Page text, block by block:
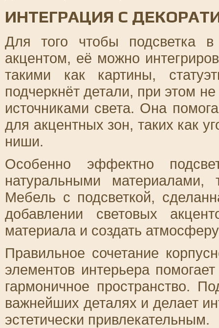
ИНТЕГРАЦИЯ С
Для того чтобы подсветка
акцентом, её можно
такими как картины,
подчеркнёт детали, при этом
источниками света. Она
для акцентных зон, таких как
ниши.
Особенно эффектно
натуральными
Мебель с подсветкой,
добавлении световых
материала и создать
Правильное сочетание
элементов интерьера
гармоничное пространство.
важнейших деталях и делает
эстетически привлекательным.